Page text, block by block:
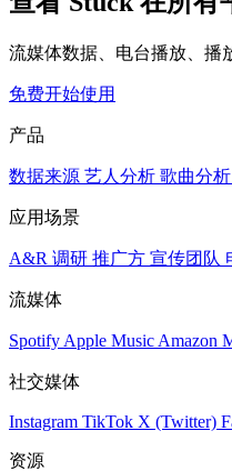
流媒体数据、电台播放、播
免费开始使用
产品
数据来源 艺人分析 歌曲分析
应用场景
A&R 调研 推广方 宣传团队
流媒体
Spotify Apple Music Amazon
社交媒体
Instagram TikTok X (Twitter)
资源